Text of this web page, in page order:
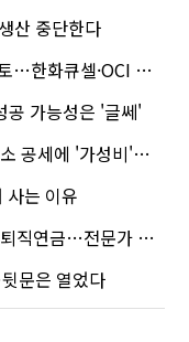
산 중단한다
큐셀·OCI 영향은?
가능성은 '글쎄'
에 '가성비'로 맞불
사는 이유
금…전문가 조언은
문은 열었다